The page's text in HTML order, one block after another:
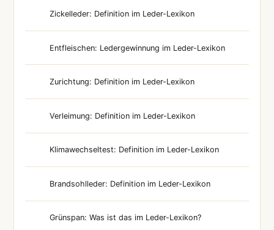
Zickelleder: Definition im Leder-Lexikon
Entfleischen: Ledergewinnung im Leder-Lexikon
Zurichtung: Definition im Leder-Lexikon
Verleimung: Definition im Leder-Lexikon
Klimawechseltest: Definition im Leder-Lexikon
Brandsohlleder: Definition im Leder-Lexikon
Grünspan: Was ist das im Leder-Lexikon?